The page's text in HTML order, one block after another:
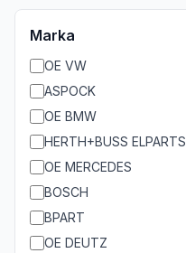
Marka
OE VW
ASPOCK
OE BMW
HERTH+BUSS ELPARTS
OE MERCEDES
BOSCH
BPART
OE DEUTZ